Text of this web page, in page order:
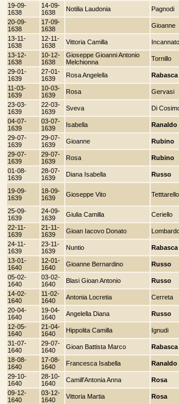
19-09-
1638
14-09-
1638
Notilia Laudonia Pagnodi
20-09-
1638
17-09-
1638
Gioanne
13-11-
1638
12-11-
1638
Vittoria Camilla Incannato
13-12-
1638
10-12-
1638
Gioseppe Gioanni Antonio
Melchionna
Tornillo
29-01-
1639
27-01-
1639
Rosa Angelella Rabasca
11-03-
1639
10-03-
1639
Rosa Gervasi
23-03-
1639
22-03-
1639
Sveva Di
04-07-
1639
03-07-
1639
Isabella Ranaldo
29-07-
1639
29-07-
1639
Gioanne Rubino
29-07-
1639
29-07-
1639
Rosa Rubino
01-08-
1639
28-07-
1639
Diana Isabella Russo
19-09-
1639
18-09-
1639
Gioseppe Vito Tetttarello
25-09-
1639
24-09-
1639
Giulia Camilla Ceriello
22-11-
1639
21-11-
1639
Gioan Iacovo Donato
24-11-
1639
23-11-
1639
Nuntio Rabasca
13-01-
1640
12-01-
1640
Gioanne Bernardino Russo
05-02-
1640
03-02-
1640
Blasi Gioan Antonio Russo
14-02-
1640
11-02-
1640
Antonia Locretia Cerreta
20-04-
1640
19-04-
1640
Angelella Diana Russo
12-05-
1640
21-04-
1640
Hippolita Camilla Ignudi
31-07-
1640
29-07-
1640
Gioan Battista Marco Rabasca
18-08-
1640
17-08-
1640
Francesca Isabella Ranaldo
29-10-
1640
28-10-
1640
Camill'Antonia Anna Rosa
09-12-
1640
03-12-
1640
Vittoria Martia Rosa